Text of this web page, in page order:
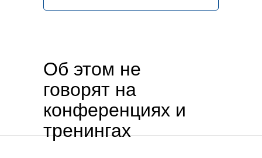
Об этом не
говорят на
конференциях и
тренингах